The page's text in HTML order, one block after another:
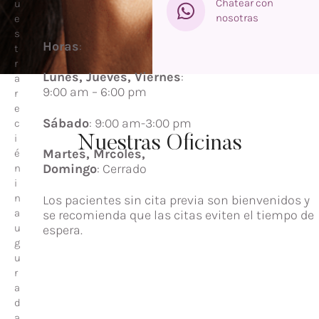
Chatear con
nosotras
Nuestras Oficinas
u
e
s
t
r
a
r
e
c
i
é
n
i
n
a
u
g
u
r
a
d
Horas:
Lunes, Jueves, Viernes:
9:00 am – 6:00 pm
Sábado: 9:00 am-3:00 pm
Martes, Mrcoles,
Domingo: Cerrado
Los pacientes sin cita previa son bienvenidos y
se recomienda que las citas eviten el tiempo de
espera.